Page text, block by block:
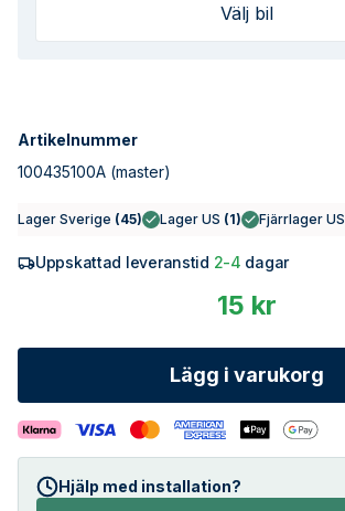
Välj bil
Artikelnummer
100435100A (master)
Lager Sverige (45) Lager US (1) Fjärrlager US
Uppskattad leveranstid 2-4 dagar
15 kr
Lägg i varukorg
Hjälp med installation?